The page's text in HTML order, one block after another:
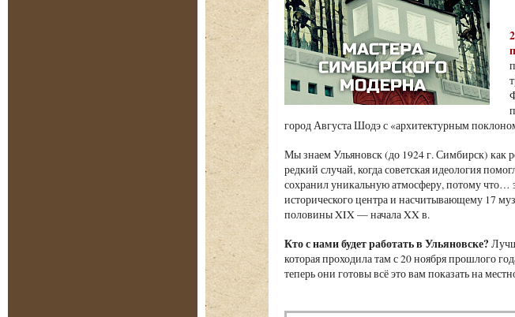
город Августа Шодэ с «архитектурным
Мы знаем Ульяновск (до 1924 г. Симбирск) как
редкий случай, когда советская идеология
сохранил уникальную атмосферу, потому
исторического центра и насчитывающему 17
половины XIX — начала XX в.
Кто с нами будет работать в Ульяновске?
которая проходила там с 20 ноября прошлого
теперь они готовы всё это вам показать на